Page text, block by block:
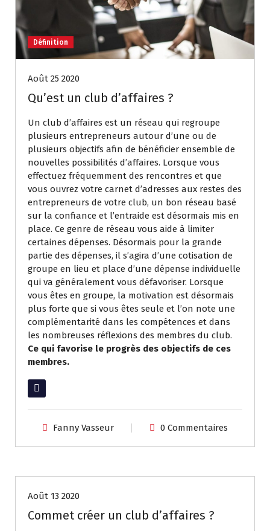
Définition
Août 25 2020
Qu’est un club d’affaires ?
Un club d’affaires est un réseau qui regroupe
plusieurs entrepreneurs autour d’une ou de
plusieurs objectifs afin de bénéficier ensemble de
nouvelles possibilités d’affaires. Lorsque vous
effectuez fréquemment des rencontres et que
vous ouvrez votre carnet d’adresses aux restes des
entrepreneurs de votre club, un bon réseau basé
sur la confiance et l’entraide est désormais mis en
place. Ce genre de réseau vous aide à limiter
certaines dépenses. Désormais pour la grande
partie des dépenses, il s’agira d’une cotisation de
groupe en lieu et place d’une dépense individuelle
qui va généralement vous défavoriser. Lorsque
vous êtes en groupe, la motivation est désormais
plus forte que si vous êtes seule et l’on note une
complémentarité dans les compétences et dans
les nombreuses réflexions des membres du club.
Ce qui favorise le progrès des objectifs de ces
membres.
Lire la suite
Fanny Vasseur 0 Commentaires
Août 13 2020
Commet créer un club d’affaires ?